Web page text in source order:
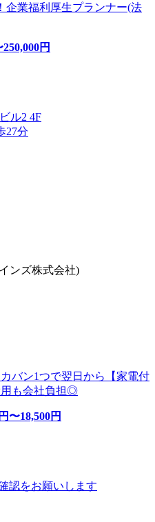
企業福利厚生プランナー(法
250,000円
ル2 4F
27分
ンズ株式会社)
バン1つで翌日から【家電付
用も会社負担◎
円〜18,500円
認をお願いします